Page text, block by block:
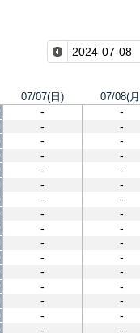
07/07(日) 07/08(
-
-
-
-
-
-
-
-
-
-
-
-
-
-
-
-
-
-
-
-
-
-
-
-
-
-
-
-
-
-
-
-